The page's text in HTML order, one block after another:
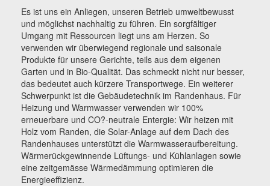
Es ist uns ein Anliegen, unseren Betrieb umweltbewusst
und möglichst nachhaltig zu führen. Ein sorgfältiger
Umgang mit Ressourcen liegt uns am Herzen. So
verwenden wir überwiegend regionale und saisonale
Produkte für unsere Gerichte, teils aus dem eigenen
Garten und in Bio-Qualität. Das schmeckt nicht nur besser,
das bedeutet auch kürzere Transportwege. Ein weiterer
Schwerpunkt ist die Gebäudetechnik im Randenhaus. Für
Heizung und Warmwasser verwenden wir 100%
erneuerbare und CO?-neutrale Entergie: Wir heizen mit
Holz vom Randen, die Solar-Anlage auf dem Dach des
Randenhauses unterstützt die Warmwasseraufbereitung.
Wärmerückgewinnende Lüftungs- und Kühlanlagen sowie
eine zeitgemässe Wärmedämmung optimieren die
Energieeffizienz.